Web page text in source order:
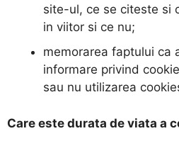
site-ul, ce se citeste si
in viitor si ce nu;
memorarea faptului ca
informare privind
sau nu utilizarea
Care este durata de viata a